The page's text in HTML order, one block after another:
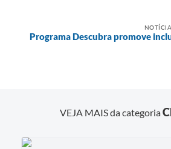
Programa Descubra promove
VEJA MAIS da categoria